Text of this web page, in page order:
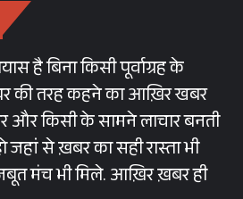
है बिना किसी पूर्वाग्रह के
की तरह कहने का आख़िर खबर
और किसी के सामने लाचार बनती
जहां से ख़बर का सही रास्ता भी
मंच भी मिले. आख़िर ख़बर ही